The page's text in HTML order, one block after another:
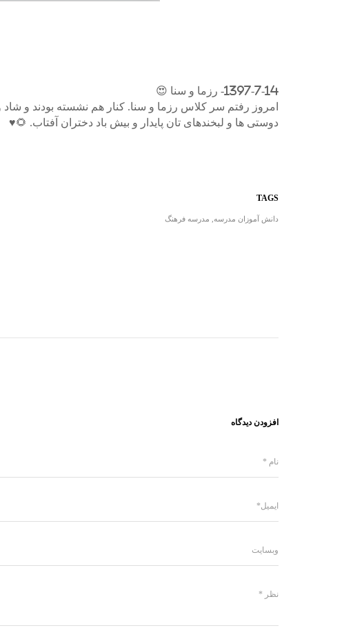
1397-7-14- رزما و سنا 😍
امروز رفتم سر کلاس رزما و سنا. کنار هم نشسته بودند
دوستی ها و لبخندهای تان پایدار و بیش باد دختران آفتاب. 🌻♥️
TAGS
دانش آموزان مدرسه مدرسه فرهنگ
افزودن دیدگاه